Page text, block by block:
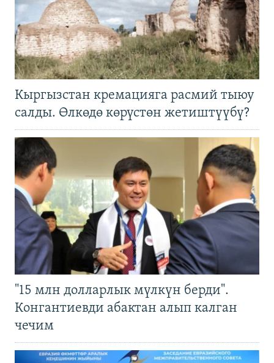
Кыргызстан кремацияга расмий тыюу
салды. Өлкөдө көрүстөн жетиштүүбү?
"15 млн долларлык мүлкүн берди".
Конгантиевди абактан алып калган
чечим